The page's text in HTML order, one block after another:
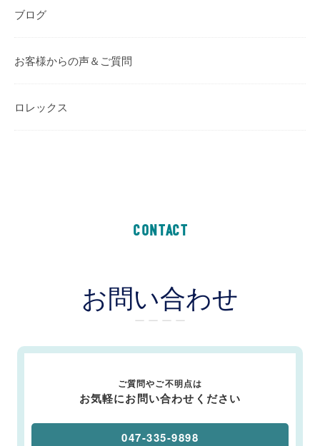
ブログ
お客様からの声＆ご質問
ロレックス
CONTACT
お問い合わせ
ー ー ー ー
ご質問やご不明点は
お気軽にお問い合わせください
047-335-9898